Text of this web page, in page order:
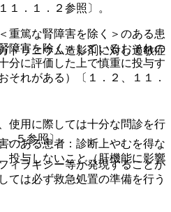
１．１．２参照〕。
重篤な腎障害を除く＞のある患
障害を除く＞しているおそれの
分に評価した上で慎重に投与す
それがある）〔１．２、１１．
のある患者：診断上やむを得な
投与しないこと（肝機能に影響
リニウム造影剤に対し過敏症
使用に際しては十分な問診を行
．５参照〕。
ィラキシー等が発現することが
ては必ず救急処置の準備を行う